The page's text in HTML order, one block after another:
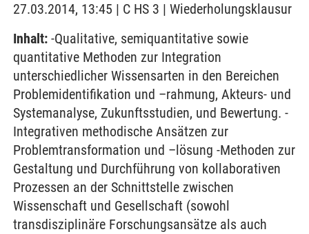
27.03.2014, 13:45 | C HS 3 | Wiederholungsklausur
Inhalt: -Qualitative, semiquantitative sowie
quantitative Methoden zur Integration
unterschiedlicher Wissensarten in den Bereichen
Problemidentifikation und –rahmung, Akteurs- und
Systemanalyse, Zukunftsstudien, und Bewertung. -
Integrativen methodische Ansätzen zur
Problemtransformation und –lösung -Methoden zur
Gestaltung und Durchführung von kollaborativen
Prozessen an der Schnittstelle zwischen
Wissenschaft und Gesellschaft (sowohl
transdisziplinäre Forschungsansätze als auch